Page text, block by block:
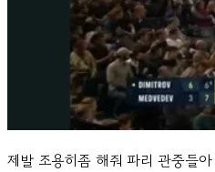
제발 조용히좀 해줘 파리 관중들아